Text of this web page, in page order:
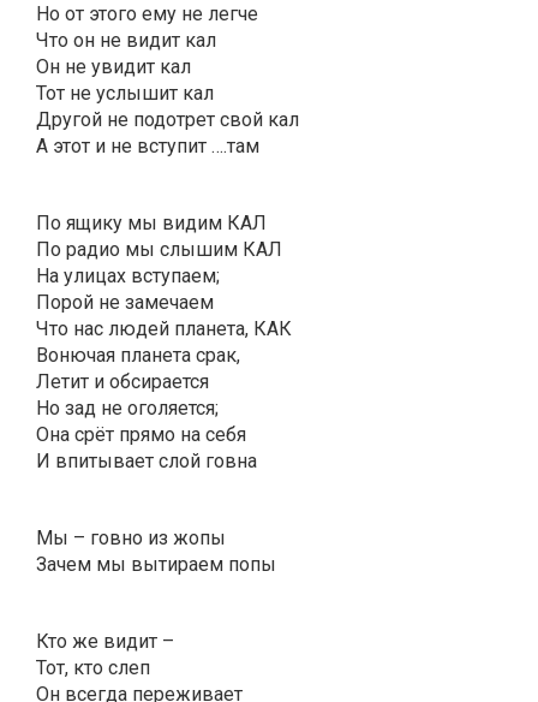
Но от этого ему не легче
Что он не видит кал
Он не увидит кал
Тот не услышит кал
Другой не подотрет свой кал
А этот и не вступит ….там
По ящику мы видим КАЛ
По радио мы слышим КАЛ
На улицах вступаем;
Порой не замечаем
Что нас людей планета, КАК
Вонючая планета срак,
Летит и обсирается
Но зад не оголяется;
Она срёт прямо на себя
И впитывает слой говна
Мы – говно из жопы
Зачем мы вытираем попы
Кто же видит –
Тот, кто слеп
Он всегда переживает